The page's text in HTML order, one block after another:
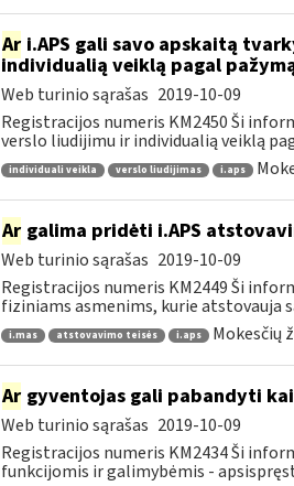
Ari.APS gali savo apskaitą
individualią veiklą pagal
Web turinio sąrašas 2019-10-09
Registracijos numeris KM2450 Ši
verslo liudijimu ir individualią veiklą
individuali veikla verslo liudijimas i.aps
Argalima pridėti i.APS
Web turinio sąrašas 2019-10-09
Registracijos numeris KM2449 Ši
fiziniams asmenims, kurie atstovauja
i.mas atstovavimo teisės i.aps Mokesčių
Argyventojas gali pabandyti
Web turinio sąrašas 2019-10-09
Registracijos numeris KM2434 Ši
funkcijomis ir galimybėmis -